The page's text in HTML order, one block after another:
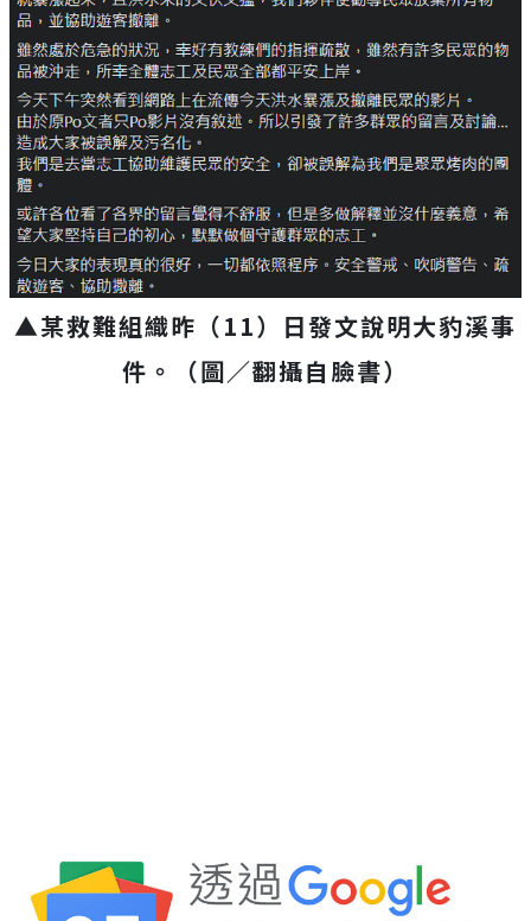
▲某救難組織昨（11）日發文說明大豹溪事
件。（圖／翻攝自臉書）